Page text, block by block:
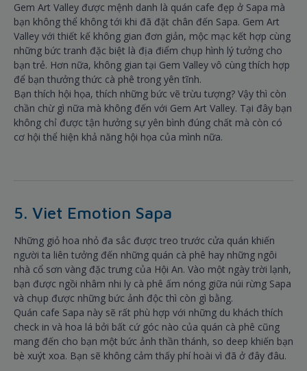
Gem Art Valley được mệnh danh là quán cafe đẹp ở Sapa mà
bạn không thể không tới khi đã đặt chân đến Sapa. Gem Art
Valley với thiết kế không gian đơn giản, mộc mạc kết hợp cùng
những bức tranh đặc biệt là địa điểm chụp hình lý tưởng cho
bạn trẻ. Hơn nữa, không gian tại Gem Valley vô cùng thích hợp
để bạn thưởng thức cà phê trong yên tĩnh.
Bạn thích hội họa, thích những bức vẽ trừu tượng? Vậy thì còn
chần chừ gì nữa mà không đến với Gem Art Valley. Tại đây bạn
không chỉ được tận hưởng sự yên bình đúng chất mà còn có
cơ hội thể hiện khả năng hội họa của mình nữa.
5. Viet Emotion Sapa
Những giỏ hoa nhỏ đa sắc được treo trước cửa quán khiến
người ta liên tưởng đến những quán cà phê hay những ngôi
nhà cổ sơn vàng đặc trưng của Hội An. Vào một ngày trời lạnh,
bạn được ngồi nhâm nhi ly cà phê ấm nóng giữa núi rừng Sapa
và chụp được những bức ảnh độc thì còn gì bằng.
Quán cafe Sapa này sẽ rất phù hợp với những du khách thích
check in và hoa lá bởi bất cứ góc nào của quán cà phê cũng
mang đến cho bạn một bức ảnh thần thánh, so deep khiến bạn
bè xuýt xoa. Bạn sẽ không cảm thấy phí hoài vì đã ở đây đâu.